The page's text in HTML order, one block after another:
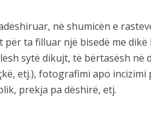
në shumicën e
ta filluar një bisedë me
sytë dikujt, të bërtasësh në
etj.), fotografimi apo incizimi
prekja pa dëshirë, etj.